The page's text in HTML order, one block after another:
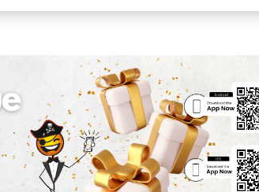
Konto erstellen
Passwort vergessen?